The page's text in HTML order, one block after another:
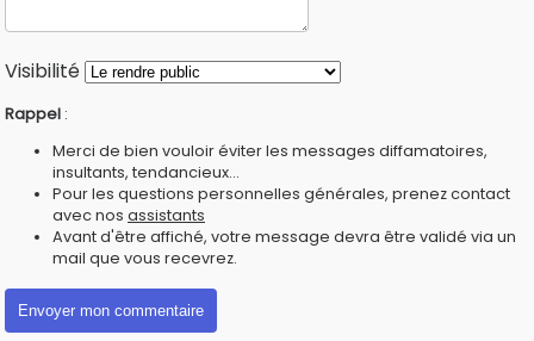
Visibilité
Rappel :
Merci de bien vouloir éviter les messages diffamatoires,
insultants, tendancieux...
Pour les questions personnelles générales, prenez contact
avec nos assistants
Avant d'être affiché, votre message devra être validé via un
mail que vous recevrez.